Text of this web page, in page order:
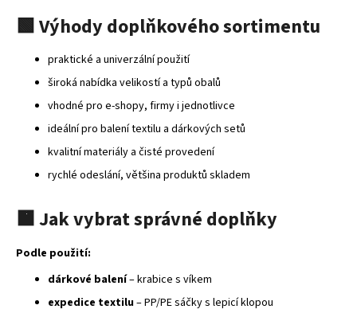
🟩Výhody doplňkovéhosortimentu
praktické a univerzální použití
široká nabídka velikostí a typů obalů
vhodné pro e‑shopy, firmy i jednotlivce
ideální pro balení textilu a dárkových setů
kvalitní materiály a čisté provedení
rychlé odeslání, většina produktů skladem
🟧Jakvybratsprávné doplňky
Podle použití:
dárkové balení– krabice s víkem
expedice textilu– PP/PE sáčky s lepicí klopou
j
HLEDAT
o